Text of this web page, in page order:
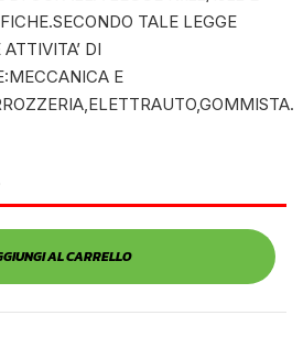
TALE LEGGE
DI
E
AL CARRELLO